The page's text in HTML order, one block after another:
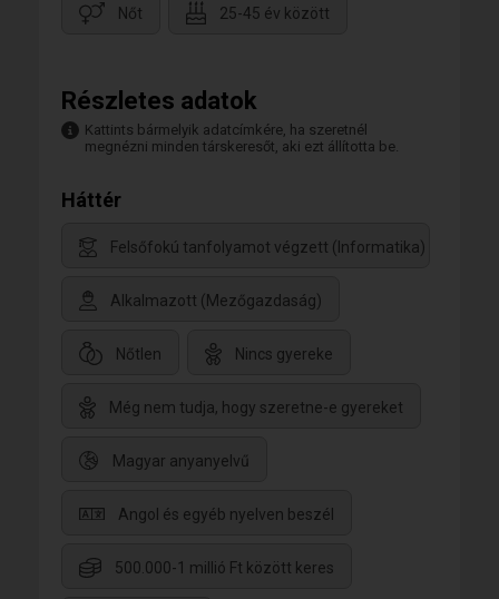
Nőt 25-45 év között
Részletes adatok
Kattints bármelyik adatcímkére, ha szeretnél
megnézni minden társkeresőt, aki ezt állította be.
Háttér
Felsőfokú tanfolyamot végzett (Informatika)
Alkalmazott (Mezőgazdaság)
Nőtlen Nincs gyereke
Még nem tudja, hogy szeretne-e gyereket
Magyar anyanyelvű
Angol és egyéb nyelven beszél
500.000-1 millió Ft között keres